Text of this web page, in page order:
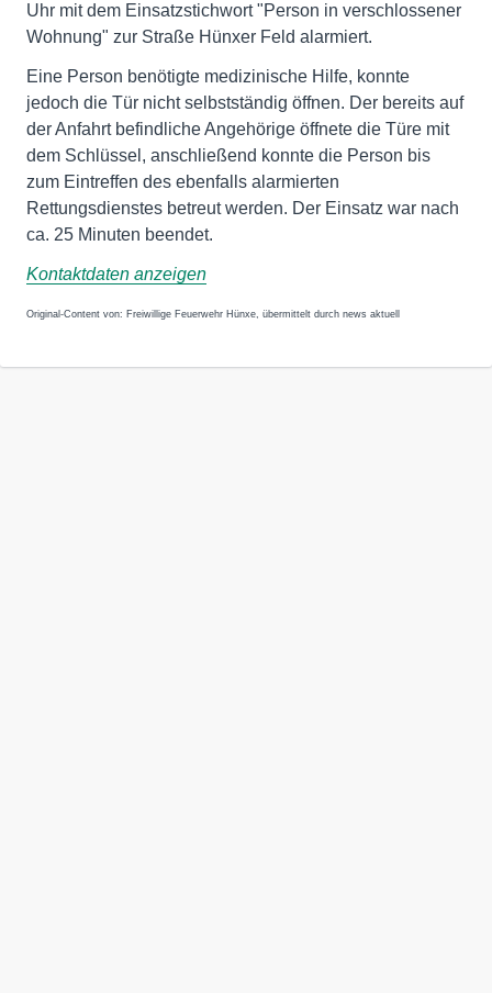
Uhr mit dem Einsatzstichwort "Person in verschlossener
Wohnung" zur Straße Hünxer Feld alarmiert.
Eine Person benötigte medizinische Hilfe, konnte
jedoch die Tür nicht selbstständig öffnen. Der bereits auf
der Anfahrt befindliche Angehörige öffnete die Türe mit
dem Schlüssel, anschließend konnte die Person bis
zum Eintreffen des ebenfalls alarmierten
Rettungsdienstes betreut werden. Der Einsatz war nach
ca. 25 Minuten beendet.
Kontaktdaten anzeigen
Original-Content von: Freiwillige Feuerwehr Hünxe, übermittelt durch news aktuell